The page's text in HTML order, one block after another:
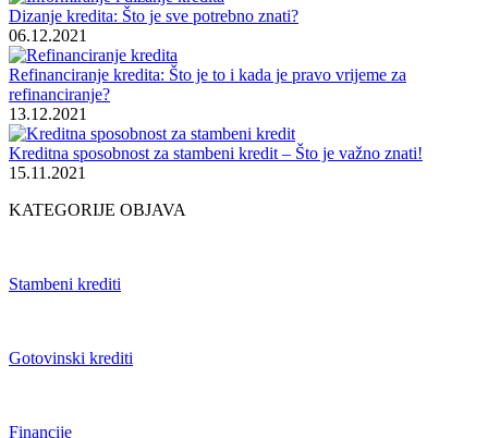
Dizanje kredita: Što je sve potrebno znati?
06.12.2021
Refinanciranje kredita: Što je to i kada je pravo vrijeme za
refinanciranje?
13.12.2021
Kreditna sposobnost za stambeni kredit – Što je važno znati!
15.11.2021
KATEGORIJE OBJAVA
Stambeni krediti
Gotovinski krediti
Financije